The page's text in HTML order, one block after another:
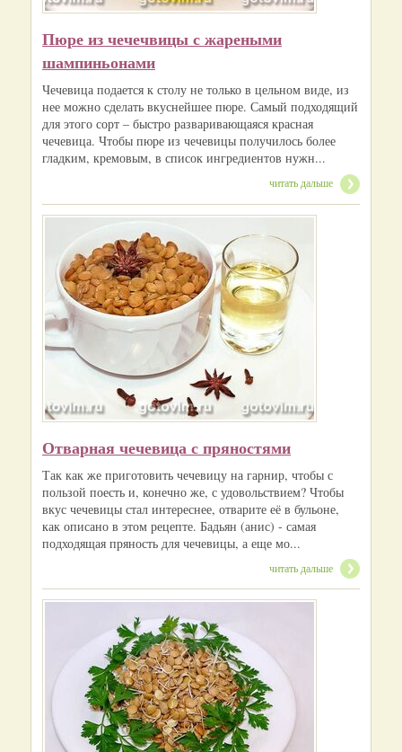
Пюре из чечечвицы с жареными
шампиньонами
Чечевица подается к столу не только в цельном виде, из
нее можно сделать вкуснейшее пюре. Самый подходящий
для этого сорт – быстро разваривающаяся красная
чечевица. Чтобы пюре из чечевицы получилось более
гладким, кремовым, в список ингредиентов нужн...
читать дальше
Отварная чечевица с пряностями
Так как же приготовить чечевицу на гарнир, чтобы с
пользой поесть и, конечно же, с удовольствием? Чтобы
вкус чечевицы стал интереснее, отварите её в бульоне,
как описано в этом рецепте. Бадьян (анис) - самая
подходящая пряность для чечевицы, а еще мо...
читать дальше